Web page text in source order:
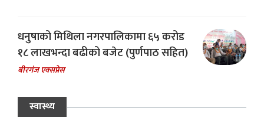
धनुषाको मिथिला नगरपालिकामा ६५ करोड
१८ लाखभन्दा बढीको बजेट (पुर्णपाठ सहित)
बीरगंज एक्सप्रेस
स्वास्थ्य